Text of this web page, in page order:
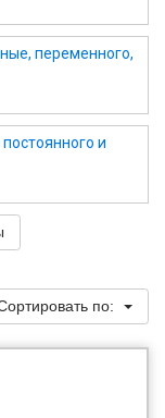
переменного,
и
по: